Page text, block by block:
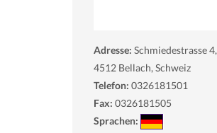
Adresse: Schmiedestrasse 4,
4512 Bellach, Schweiz
Telefon: 0326181501
Fax: 0326181505
Sprachen: